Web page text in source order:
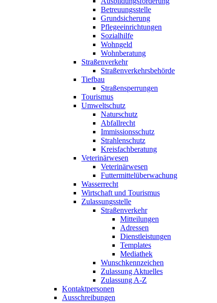
Betreuungsstelle
Grundsicherung
Pflegeeinrichtungen
Sozialhilfe
Wohngeld
Wohnberatung
Straßenverkehr
Straßenverkehrsbehörde
Tiefbau
Straßensperrungen
Tourismus
Umweltschutz
Naturschutz
Abfallrecht
Immissionsschutz
Strahlenschutz
Kreisfachberatung
Veterinärwesen
Veterinärwesen
Futtermittelüberwachung
Wasserrecht
Wirtschaft und Tourismus
Zulassungsstelle
Straßenverkehr
Mitteilungen
Adressen
Dienstleistungen
Templates
Mediathek
Wunschkennzeichen
Zulassung Aktuelles
Zulassung A-Z
Kontaktpersonen
Ausschreibungen